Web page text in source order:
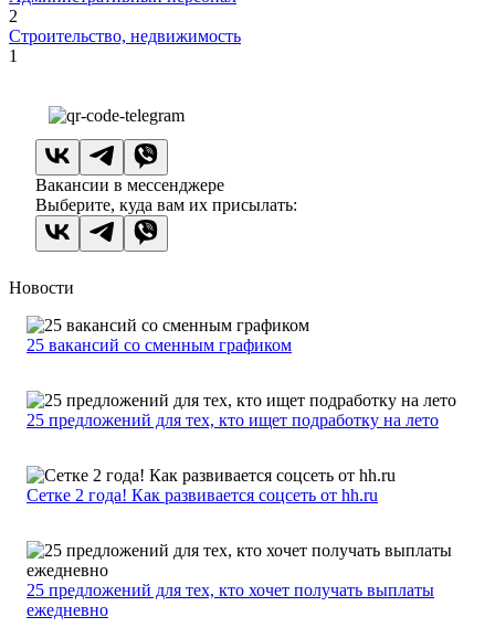
2
Строительство, недвижимость
1
Вакансии в мессенджере
Выберите, куда вам их присылать:
Новости
25 вакансий со сменным графиком
25 предложений для тех, кто ищет подработку на лето
Сетке 2 года! Как развивается соцсеть от hh.ru
25 предложений для тех, кто хочет получать выплаты
ежедневно